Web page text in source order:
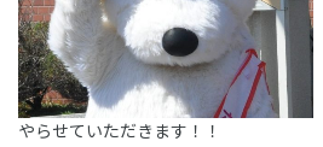
やらせていただきます！！